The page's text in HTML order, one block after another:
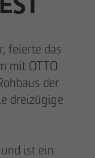
feierte das
mit OTTO
der
dreizügige
ist ein
in